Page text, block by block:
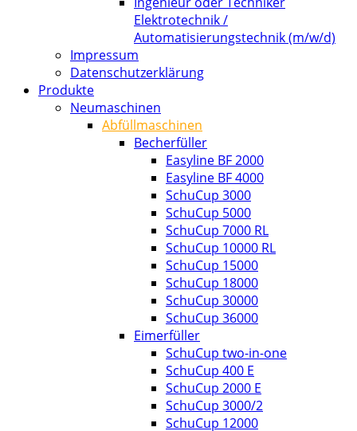
Elektrotechnik /
Automatisierungstechnik (m/w/d)
Impressum
Datenschutzerklärung
Produkte
Neumaschinen
Abfüllmaschinen
Becherfüller
Easyline BF 2000
Easyline BF 4000
SchuCup 3000
SchuCup 5000
SchuCup 7000 RL
SchuCup 10000 RL
SchuCup 15000
SchuCup 18000
SchuCup 30000
SchuCup 36000
Eimerfüller
SchuCup two-in-one
SchuCup 400 E
SchuCup 2000 E
SchuCup 3000/2
SchuCup 12000